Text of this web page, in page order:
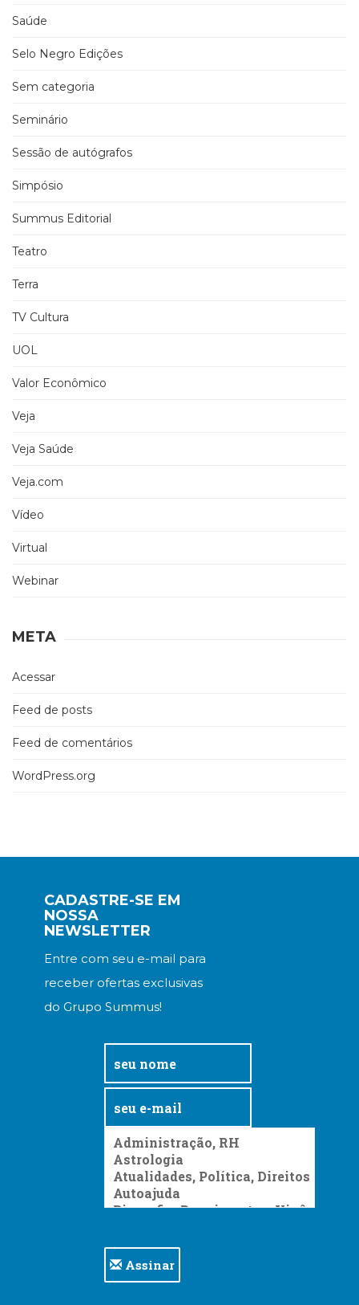
Saúde
Selo Negro Edições
Sem categoria
Seminário
Sessão de autógrafos
Simpósio
Summus Editorial
Teatro
Terra
TV Cultura
UOL
Valor Econômico
Veja
Veja Saúde
Veja.com
Vídeo
Virtual
Webinar
META
Acessar
Feed de posts
Feed de comentários
WordPress.org
CADASTRE-SE EM
NOSSA
NEWSLETTER
Entre com seu e-mail para
receber ofertas exclusivas
do Grupo Summus!
Assinar